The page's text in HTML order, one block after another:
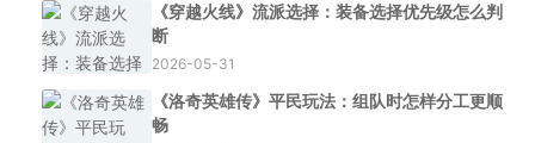
《穿越火线》流派选择：装备选择优先级怎么判
断
2026-05-31
《洛奇英雄传》平民玩法：组队时怎样分工更顺
畅